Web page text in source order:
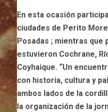
En esta ocasión
ciudades de Perito
Posadas ; mientras que
estuvieron Cochrane,
Coyhaique. “Un
con historia, cultura y
ambos lados de la
la organización de la